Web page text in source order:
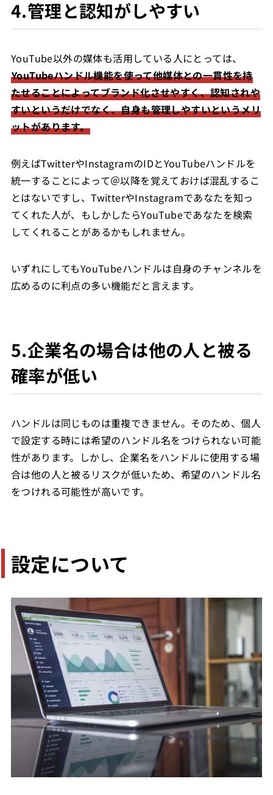
4.管理と認知がしやすい
YouTube以外の媒体も活用している人にとっては、
YouTubeハンドル機能を使って他媒体との一貫性を持
たせることによってブランド化させやすく、認知されや
すいというだけでなく、自身も管理しやすいというメリ
ットがあります。
例えばTwitterやInstagramのIDとYouTubeハンドルを
統一することによって＠以降を覚えておけば混乱するこ
とはないですし、TwitterやInstagramであなたを知っ
てくれた人が、もしかしたらYouTubeであなたを検索
してくれることがあるかもしれません。
いずれにしてもYouTubeハンドルは自身のチャンネルを
広めるのに利点の多い機能だと言えます。
5.企業名の場合は他の人と被る
確率が低い
ハンドルは同じものは重複できません。そのため、個人
で設定する時には希望のハンドル名をつけられない可能
性があります。しかし、企業名をハンドルに使用する場
合は他の人と被るリスクが低いため、希望のハンドル名
をつけれる可能性が高いです。
設定について